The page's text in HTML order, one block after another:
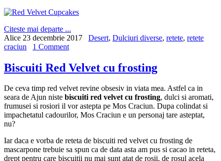
Citeste mai departe ...
Alice 23 decembrie 2017 Desert, Dulciuri diverse, retete, retete
craciun
1 Comment
Biscuiti Red Velvet cu frosting
De ceva timp red velvet revine obsesiv in viata mea. Astfel ca in
seara de Ajun niste biscuiti red velvet cu frosting, dulci si aromati,
frumusei si rosiori il vor astepta pe Mos Craciun. Dupa colindat si
impachetatul cadourilor, Mos Craciun e un personaj tare asteptat,
nu?
Iar daca e vorba de reteta de biscuiti red velvet cu frosting de
mascarpone trebuie sa spun ca de data asta am pus si cacao in reteta,
drept pentru care biscuitii nu mai sunt atat de rosii, de rosul acela